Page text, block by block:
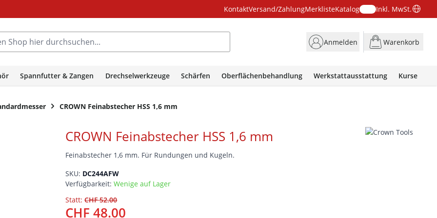
KontaktVersand/ZahlungMerklisteKatalog Inkl. MwSt.
hier durchsuchen...
Anmelden Warenkorb
Spannfutter & Zangen Drechselwerkzeuge Schärfen Oberflächenbehandlung Werkstattausstattung Kurse
CROWN Feinabstecher HSS 1,6 mm
CROWN Feinabstecher HSS 1,6 mm
Feinabstecher 1,6 mm. Für Rundungen und Kugeln.
SKU: DC244AFW
Verfügbarkeit: Wenige auf Lager
Statt: CHF 52.00
CHF 48.00